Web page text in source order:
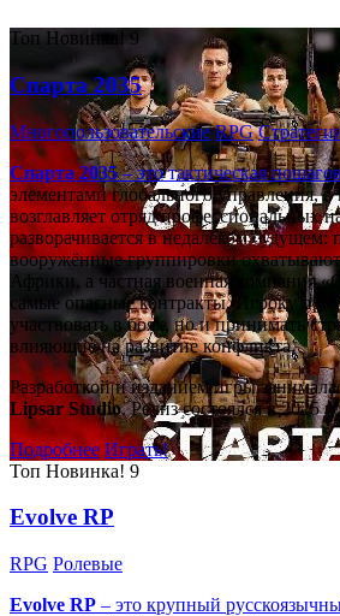
Топ Новинка! 9
Спарта 2035
Многопользовательские RPG
Спарта 2035– это тактическая
элементами глобального управления, в
возглавляет отряд профессиональных
разворачивается в недалёком будущем:
вооружённые группировки
Африки, а частная военная компания
самые опасные контракты. Игроку
участвовать в боях, но и принимать
влияющие на развитие конфликта.
Разработкой и изданием игры
Lipsar Studio. Релиз состоялся в 2025
Подробнее Играть!
Топ Новинка! 9
Evolve RP
RPG Ролевые
Evolve RP – это крупный